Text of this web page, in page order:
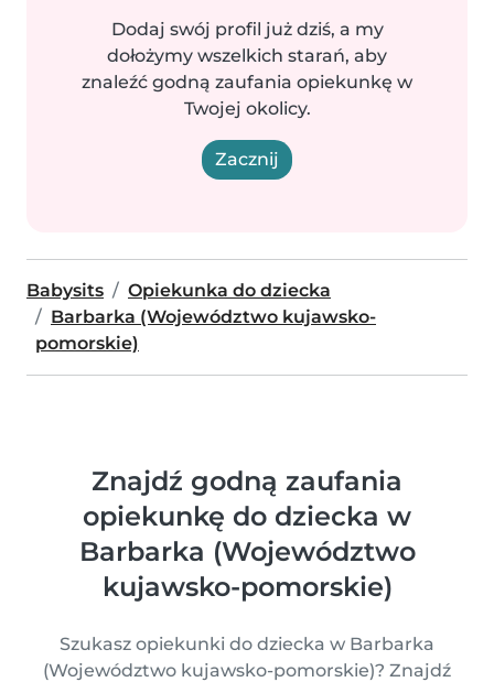
Dodaj swój profil już dziś, a my
dołożymy wszelkich starań, aby
znaleźć godną zaufania opiekunkę w
Twojej okolicy.
Zacznij
Babysits
Opiekunka do dziecka
Barbarka (Województwo kujawsko-
pomorskie)
Znajdź godną zaufania
opiekunkę do dziecka w
Barbarka (Województwo
kujawsko-pomorskie)
Szukasz opiekunki do dziecka w Barbarka
(Województwo kujawsko-pomorskie)? Znajdź